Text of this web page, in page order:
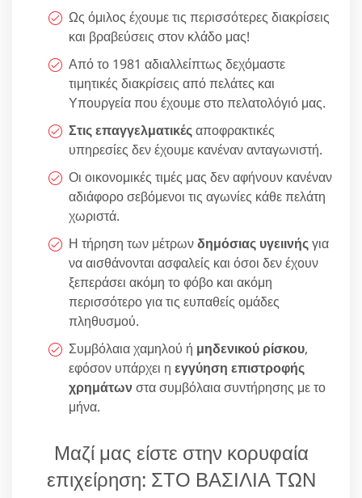
Ως όμιλος έχουμε τις περισσότερες διακρίσεις
και βραβεύσεις στον κλάδο μας!
Από το 1981 αδιαλλείπτως δεχόμαστε
τιμητικές διακρίσεις από πελάτες και
Υπουργεία που έχουμε στο πελατολόγιό μας.
Στις επαγγελματικέςαποφρακτικές
υπηρεσίες δεν έχουμε κανέναν ανταγωνιστή.
Οι οικονομικές τιμές μας δεν αφήνουν κανέναν
αδιάφορο σεβόμενοι τις αγωνίες κάθε πελάτη
χωριστά.
Η τήρηση των μέτρωνδημόσιας υγειινήςγια
να αισθάνονται ασφαλείς και όσοι δεν έχουν
ξεπεράσει ακόμη το φόβο και ακόμη
περισσότερο για τις ευπαθείς ομάδες
πληθυσμού.
Συμβόλαια χαμηλού ή μηδενικού ρίσκου,
εφόσον υπάρχει η εγγύηση επιστροφής
χρημάτωνστα συμβόλαια συντήρησης με το
μήνα.
Μαζί μας είστε στην κορυφαία
επιχείρηση: ΣΤΟ ΒΑΣΙΛΙΑ ΤΩΝ